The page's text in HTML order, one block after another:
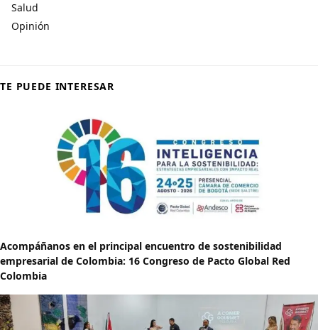
Salud
Opinión
TE PUEDE INTERESAR
Acompáñanos en el principal encuentro de sostenibilidad
empresarial de Colombia: 16 Congreso de Pacto Global Red
Colombia